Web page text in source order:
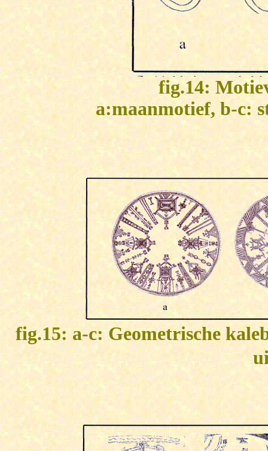
fig.14:
a:maanmotief, b-c:
fig.15: a-c: Geometrische